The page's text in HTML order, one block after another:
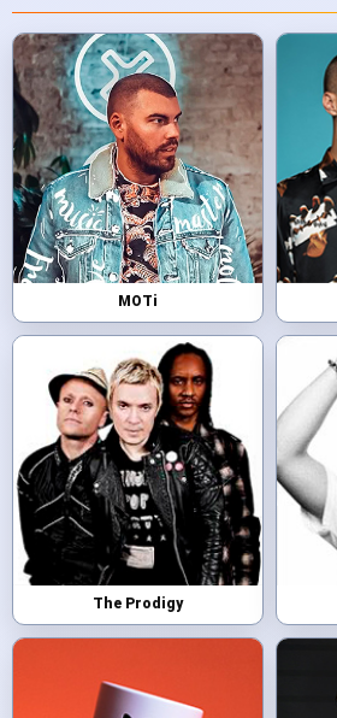
MOTi
The Prodigy